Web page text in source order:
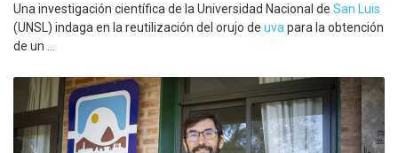
Una investigación científica de la Universidad Nacional de San Luis
(UNSL) indaga en la reutilización del orujo de uva para la obtención
de un ...